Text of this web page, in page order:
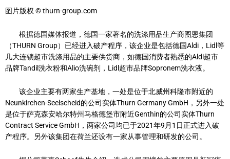
图片版权 © thurn-group.com
根据德国媒体报道，德国一家著名的洗涤用品生产商图恩集团
（THURN Group）已经进入破产程序，该企业是包括德国Aldi，Lidl等
几大连锁超市洗涤用品的主要供货商，如德国消费者熟悉的Aldi超市
品牌Tandil洗衣粉和Alio洗碗剂，Lidl超市品牌Sopronem洗衣液。
该企业主要有两家生产基地，一处是位于北威州科隆市附近的
Neunkirchen-Seelscheid的公司实体Thurn Germany GmbH，另外一处
是位于萨克森安哈尔特州马格德堡市附近Genthin的公司实体Thurn
Contract Service GmbH，两家公司均已于2021年9月1日正式进入破
产程序。另外该集团在荷兰还设有一家从事管理和研发的公司。